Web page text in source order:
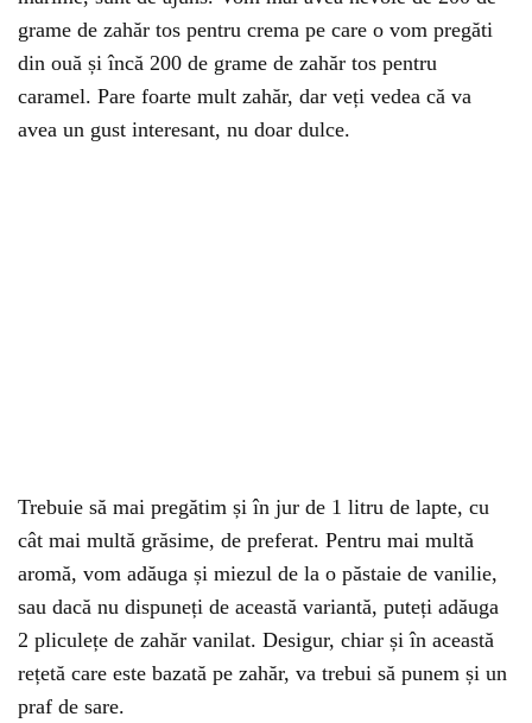
grame de zahăr tos pentru crema pe care o vom pregăti
din ouă și încă 200 de grame de zahăr tos pentru
caramel. Pare foarte mult zahăr, dar veți vedea că va
avea un gust interesant, nu doar dulce.
Trebuie să mai pregătim și în jur de 1 litru de lapte, cu
cât mai multă grăsime, de preferat. Pentru mai multă
aromă, vom adăuga și miezul de la o păstaie de vanilie,
sau dacă nu dispuneți de această variantă, puteți adăuga
2 pliculețe de zahăr vanilat. Desigur, chiar și în această
rețetă care este bazată pe zahăr, va trebui să punem și un
praf de sare.